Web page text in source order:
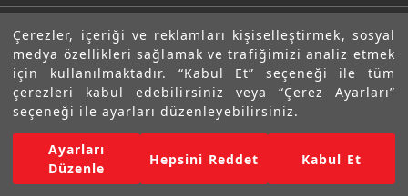
Çerezler, içeriği ve reklamları kişiselleştirmek, sosyal
medya özellikleri sağlamak ve trafiğimizi analiz etmek
için kullanılmaktadır. “Kabul Et” seçeneği ile tüm
çerezleri kabul edebilirsiniz veya “Çerez Ayarları”
seçeneği ile ayarları düzenleyebilirsiniz.
Ayarları
Düzenle
Hepsini Reddet Kabul Et
+90 549 549 66 86
+90 232 462 08 42
Banka Hesap Numaraları
Teknik Bilgi
Sıkça Sorulan Sorular
Gizlilik Bildirimi ve Güvenlik
Mesafeli Satış Sözleşmesi
Siparişler
Adresler
Üyelik Bilgilerim
E-BÜLTEN
Abone olarak aramıza katılın. Avantajlardan ve indirimlerden
ilk sizin haberiniz olsun!
Copyright © 2022 Motolastik. Tüm Hakkı Saklıdır.